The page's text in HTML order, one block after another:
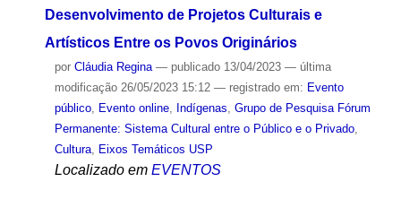
Desenvolvimento de Projetos Culturais e
Artísticos Entre os Povos Originários
por Cláudia Regina — publicado13/04/2023 — última
modificação26/05/2023 15:12 — registrado em: Evento
público, Evento online, Indígenas Grupo de Pesquisa Fórum
Permanente: Sistema Cultural entre o Público e o Privado,
Cultura, Eixos Temáticos USP
Localizado em EVENTOS